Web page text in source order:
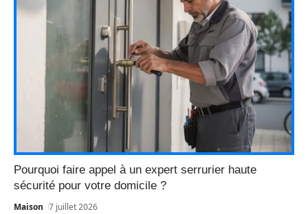
Pourquoi faire appel à un expert serrurier haute
sécurité pour votre domicile ?
Maison 7 juillet 2026